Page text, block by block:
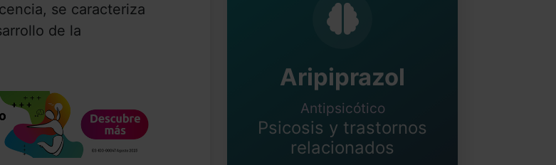
se caracteriza
de la
Aripiprazol
Antipsicótico
Psicosis y trastornos
relacionados